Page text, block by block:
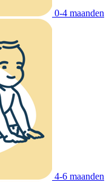
0-4 maanden
4-6 maanden